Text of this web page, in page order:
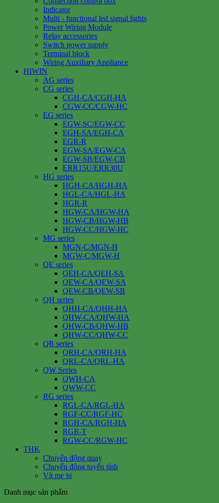
Indicator
Multi - functional led signal lights
Power Wiring Module
Relay accessories
Switch power supply
Terminal block
Wiring Auxiliary Appliance
HIWIN
AG series
CG series
CGH-CA/CGH-HA
CGW-CC/CGW-HC
EG series
EGW-SC/EGW-CC
EGH-SA/EGH-CA
EGR-R
EGW-SA/EGW-CA
EGW-SB/EGW-CB
ERR15U/ERR30U
HG series
HGH-CA/HGH-HA
HGL-CA/HGL-HA
HGR-R
HGW-CA/HGW-HA
HGW-CB/HGW-HB
HGW-CC/HGW-HC
MG series
MGN-C/MGN-H
MGW-C/MGW-H
QE series
QEH-CA/QEH-SA
QEW-CA/QEW-SA
QEW-CB/QEW-SB
QH series
QHH-CA/QHH-HA
QHW-CA/QHW-HA
QHW-CB/QHW-HB
QHW-CC/QHW-CC
QR series
QRH-CA/QRH-HA
QRL-CA/QRL-HA
QW Series
QWH-CA
QWW-CC
RG series
RGL-CA/RGL-HA
RGF-CC/RGF-HC
RGH-CA/RGH-HA
RGR-T
RGW-CC/RGW-HC
THK
Chuyển động quay
Chuyển động tuyến tính
Vít me bi
Danh mục sản phẩm